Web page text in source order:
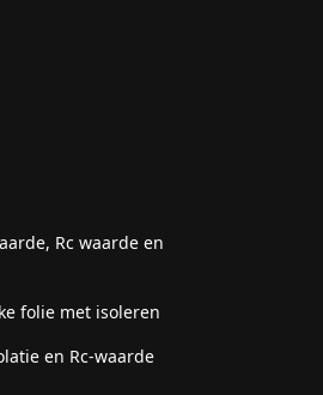
Rc waarde en
folie met isoleren
en Rc-waarde